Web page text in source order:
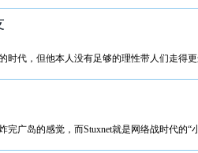
时代，但他本人没有足够的理性带人们走得
完广岛的感觉，而Stuxnet就是网络战时代的“